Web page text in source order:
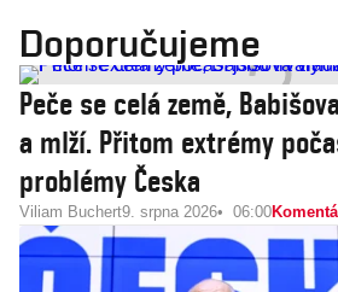
Doporučujeme
Peče se celá země,
a mlží. Přitom extrémy
problémy Česka
Viliam Buchert9. srpna 2026 06:00